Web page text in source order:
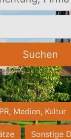
Suchen
Medien, Kultur
Sonstige